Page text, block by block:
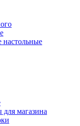
магазина